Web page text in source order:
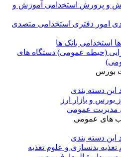
استخدامی آموزش و
استخدامی متصدی
استخدامی بانک ها
دستگاه های
بورس
این دسته بندی
بورس و بازار ارز
مدیریت عمومی
های عمومی
این دسته بندی
بدنسازی و علوم تغذیه